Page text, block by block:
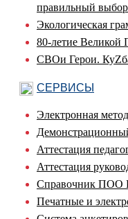
правильный
Экологическая
80-летие Великой
СВОи Герои.
СЕРВИСЫ
Электронная
Аттестация
Аттестация
Справочник ПОО
Печатные и